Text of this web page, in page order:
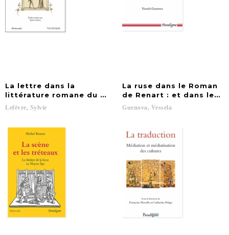
La lettre dans la
littérature romane du Moyen Age : journées
Lefèvre, Sylvie
La ruse dans le Roman
de Renart : et dans les
Guenova, Vessela